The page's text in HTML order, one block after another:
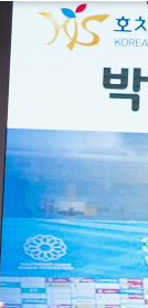
학교장인사말
학교상징
학교연혁
교직원현황
학생현황
위치/전화